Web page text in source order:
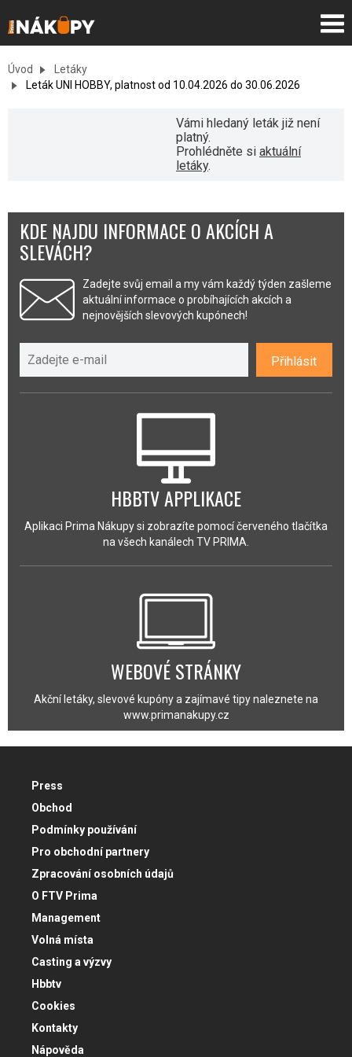
Úvod
Letáky
Leták UNI HOBBY, platnost od 10.04.2026 do 30.06.2026
Vámi hledaný leták již není
platný.
Prohlédněte si aktuální
letáky.
KDE NAJDU INFORMACE O AKCÍCH A
SLEVÁCH?
Zadejte svůj email a my vám každý týden zašleme
aktuální informace o probíhajících akcích a
nejnovějších slevových kupónech!
Přihlásit
HBBTV APPLIKACE
Aplikaci Prima Nákupy si zobrazíte pomocí červeného tlačítka
na všech kanálech TV PRIMA.
WEBOVÉ STRÁNKY
Akční letáky, slevové kupóny a zajímavé tipy naleznete na
www.primanakupy.cz
Press
Obchod
Podmínky používání
Pro obchodní partnery
Zpracování osobních údajů
O FTV Prima
Management
Volná místa
Casting a výzvy
Hbbtv
Cookies
Kontakty
Nápověda